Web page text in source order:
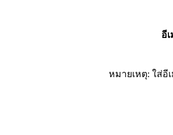
อี
หมายเหตุ: ใส่อี